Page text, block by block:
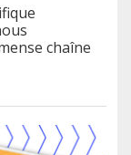
chaîne